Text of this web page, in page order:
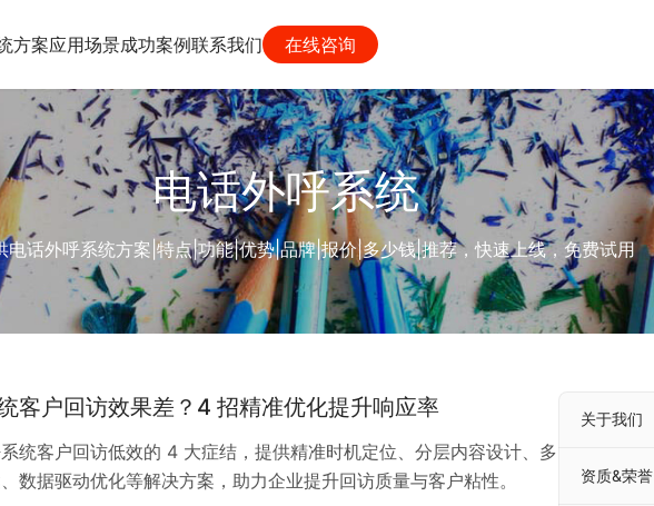
方案应用场景成功案例联系我们 在线咨询
电话外呼系统
电话外呼系统方案|特点|功能|优势|品牌|报价|多少钱|推荐，快速上线，免费试用
客户回访效果差？4 招精准优化提升响应率
统客户回访低效的 4 大症结，提供精准时机定位、分层内容设计、多
数据驱动优化等解决方案，助力企业提升回访质量与客户粘性。
关于我们
资质&荣誉